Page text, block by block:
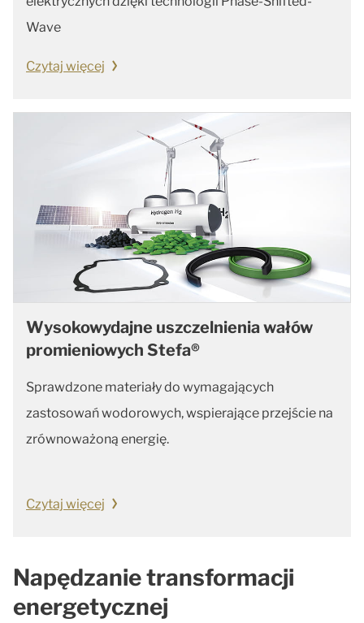
Wave
Czytaj więcej
Wysokowydajne uszczelnienia wałów
promieniowych Stefa®
Sprawdzone materiały do wymagających
zastosowań wodorowych, wspierające przejście na
zrównoważoną energię.
Czytaj więcej
Napędzanie transformacji
energetycznej